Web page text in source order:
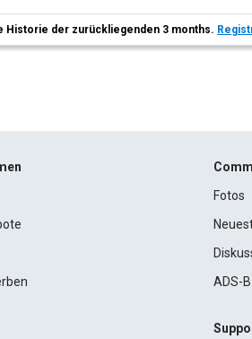
Historie der zurückliegenden 3 months.
Fotos
ADS-